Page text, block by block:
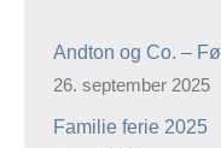
Andton og Co. –
26. september 2025
Familie ferie 2025